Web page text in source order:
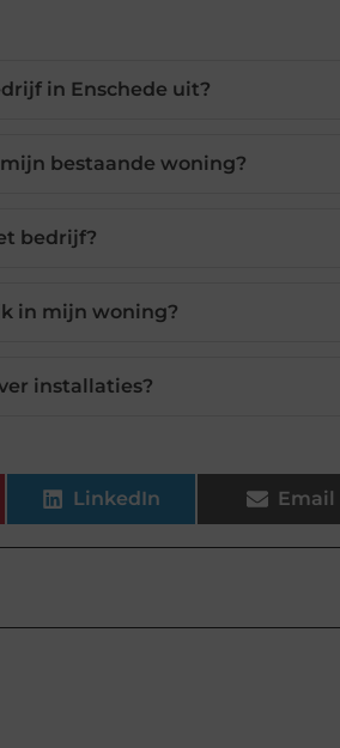
in Enschede uit?
bestaande woning?
bedrijf?
in mijn woning?
installaties?
LinkedIn Email